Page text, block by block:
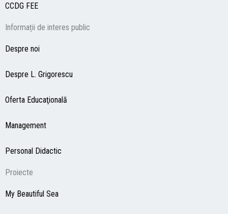
CCDG FEE
Informații de interes public
Despre noi
Despre L. Grigorescu
Oferta Educaţională
Management
Personal Didactic
Proiecte
My Beautiful Sea